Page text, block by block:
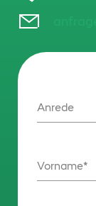
Anrede
Vorname